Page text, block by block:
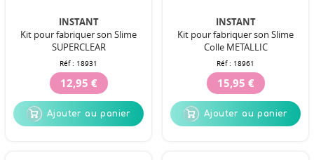
INSTANT
Kit pour fabriquer son Slime
SUPERCLEAR
Réf : 18931
12,95 €
Ajouter au panier
INSTANT
Kit pour fabriquer son Slime
Colle METALLIC
Réf : 18961
15,95 €
Ajouter au panier